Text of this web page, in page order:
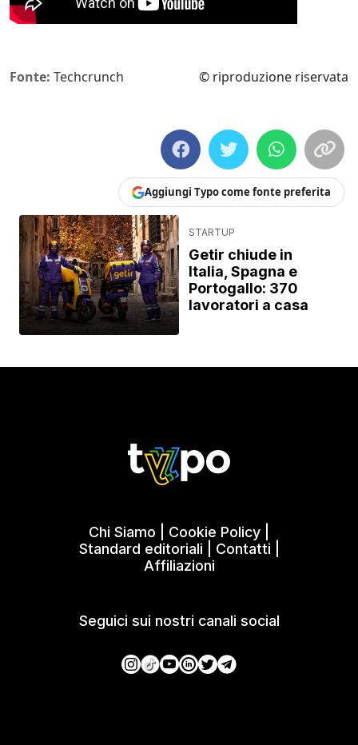
Fonte: Techcrunch © riproduzione riservata
Aggiungi Typo come fonte preferita
STARTUP
Getir chiude in
Italia, Spagna e
Portogallo: 370
lavoratori a casa
Chi Siamo Cookie Policy
Standard editoriali
Contatti
Affiliazioni
Seguici sui nostri canali social